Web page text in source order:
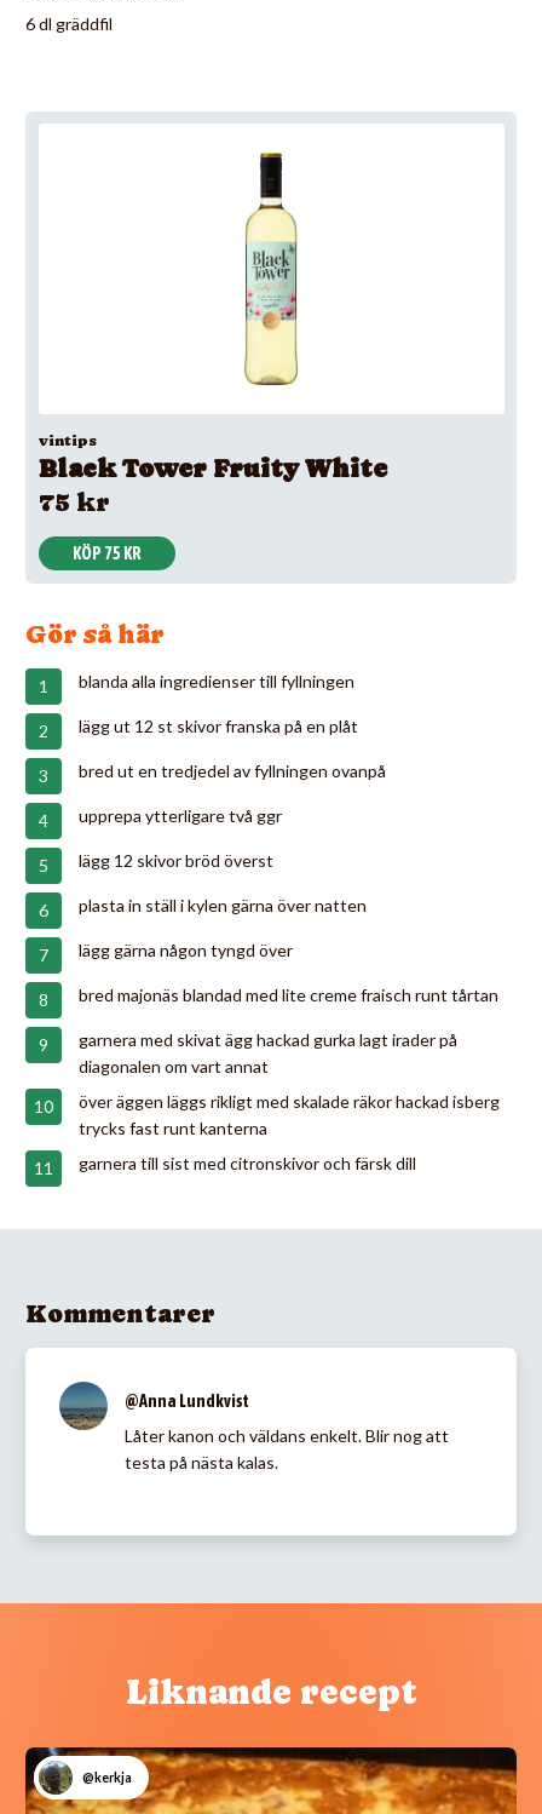
6 dl gräddfil
vintips
Black Tower Fruity White
75 kr
KÖP 75 KR
Gör så här
blanda alla ingredienser till fyllningen
lägg ut 12 st skivor franska på en plåt
bred ut en tredjedel av fyllningen ovanpå
upprepa ytterligare två ggr
lägg 12 skivor bröd överst
plasta in ställ i kylen gärna över natten
lägg gärna någon tyngd över
bred majonäs blandad med lite creme fraisch runt tårtan
garnera med skivat ägg hackad gurka lagt irader på
diagonalen om vart annat
över äggen läggs rikligt med skalade räkor hackad isberg
trycks fast runt kanterna
garnera till sist med citronskivor och färsk dill
Kommentarer
@Anna Lundkvist
Låter kanon och väldans enkelt. Blir nog att
testa på nästa kalas.
Liknande recept
@kerkja